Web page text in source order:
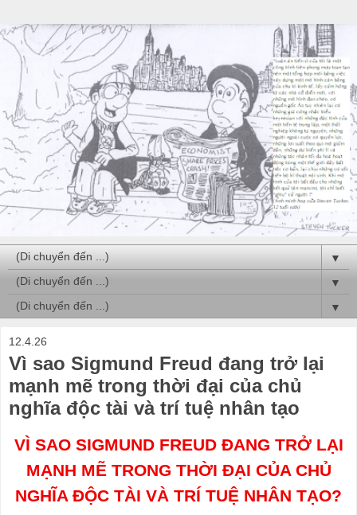
▼
▼
▼
12.4.26
Vì sao Sigmund Freud đang trở lại
mạnh mẽ trong thời đại của chủ
nghĩa độc tài và trí tuệ nhân tạo
VÌ SAO SIGMUND FREUD ĐANG TRỞ LẠI
MẠNH MẼ TRONG THỜI ĐẠI CỦA CHỦ
NGHĨA ĐỘC TÀI VÀ TRÍ TUỆ NHÂN TẠO?